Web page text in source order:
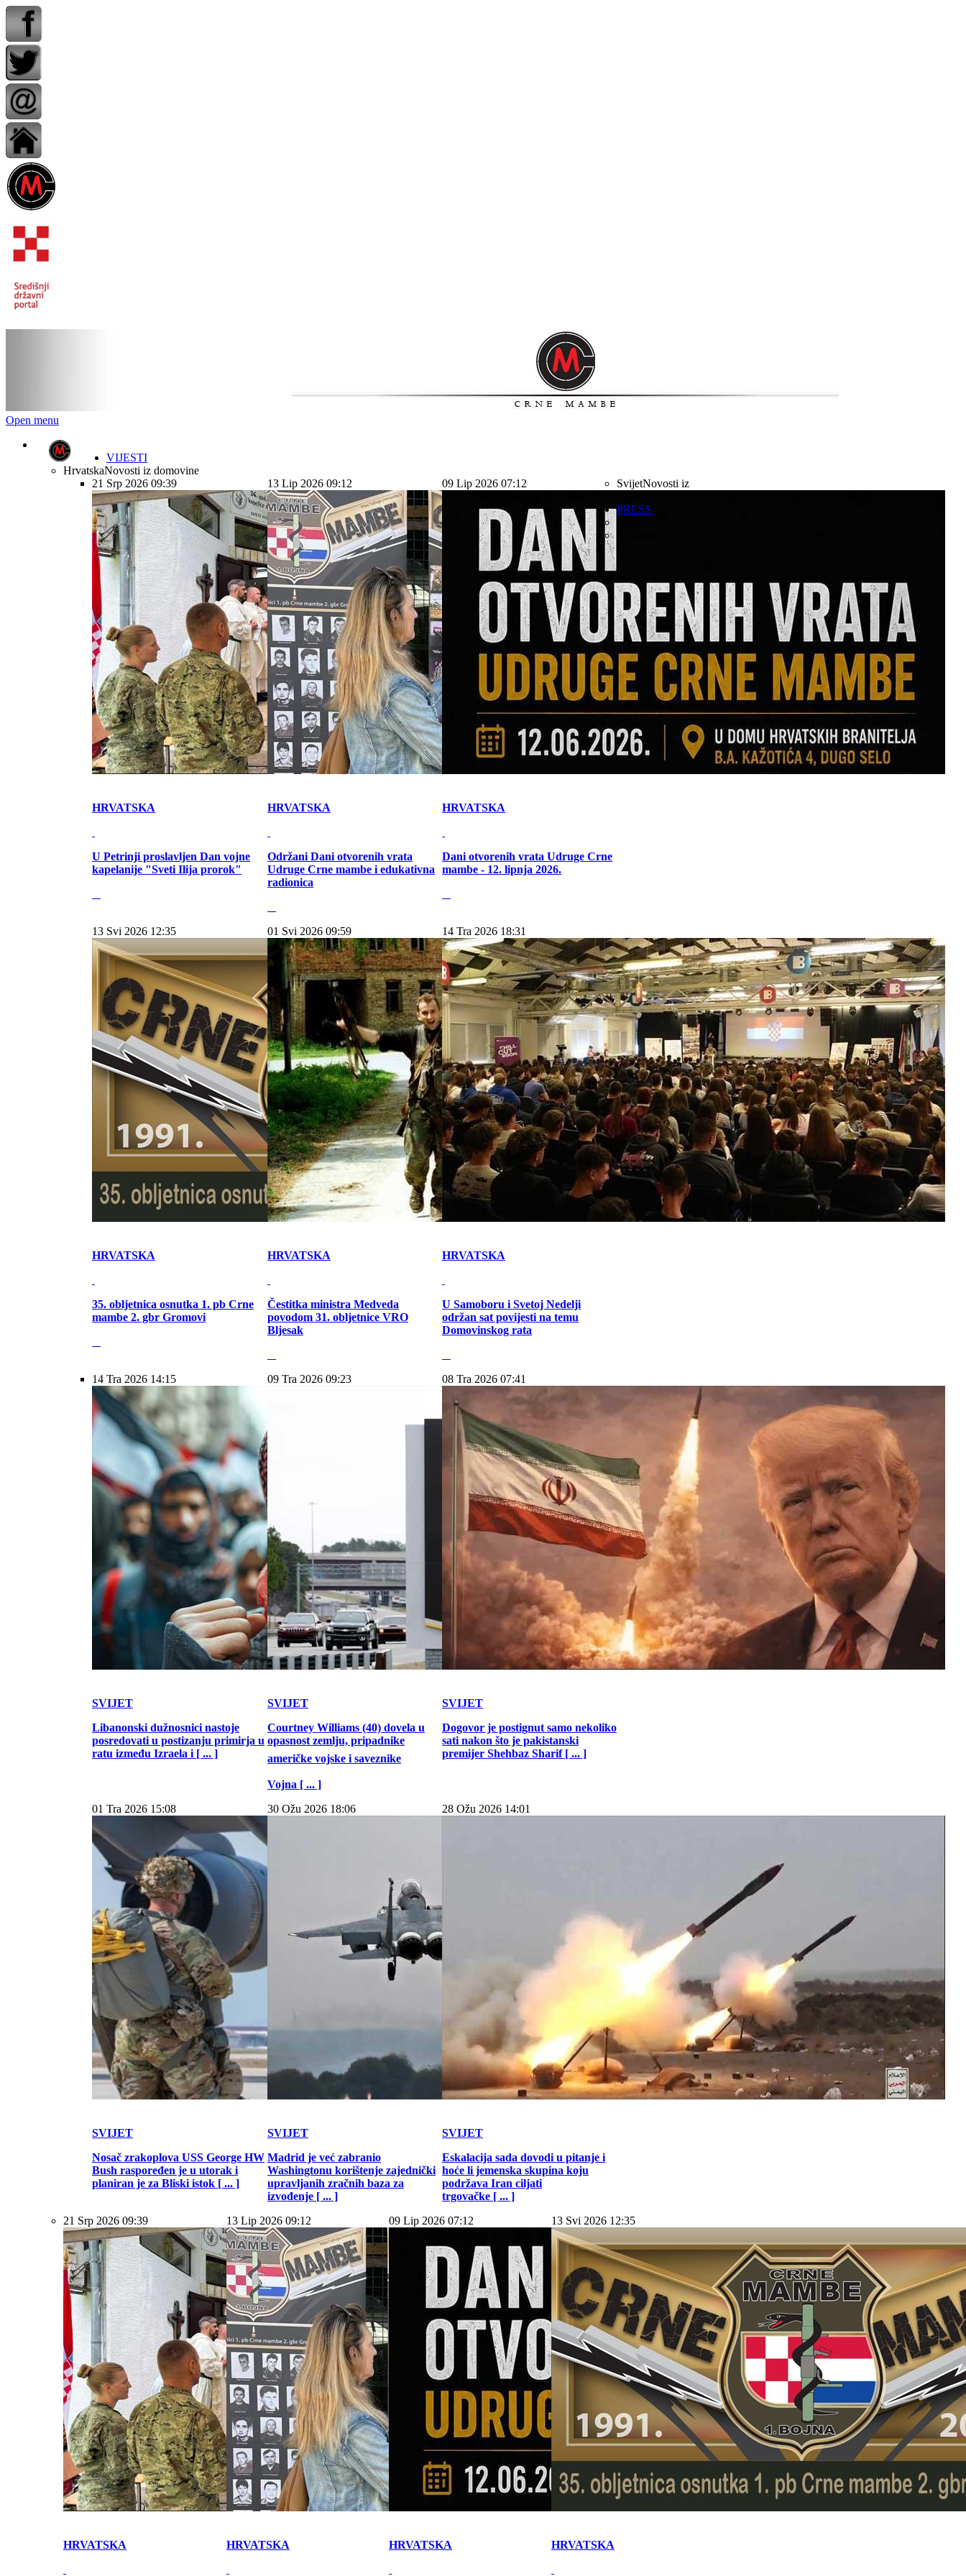
Open menu
VIJESTI
HrvatskaNovosti iz domovine
21 Srp 2026 09:39
HRVATSKA
U Petrinji proslavljen Dan vojne
kapelanije "Sveti Ilija prorok"
13 Lip 2026 09:12
HRVATSKA
Održani Dani otvorenih vrata
Udruge Crne mambe i edukativna
radionica
09 Lip 2026 07:12
HRVATSKA
Dani otvorenih vrata Udruge Crne
mambe - 12. lipnja 2026.
13 Svi 2026 12:35
HRVATSKA
35. obljetnica osnutka 1. pb Crne
mambe 2. gbr Gromovi
01 Svi 2026 09:59
HRVATSKA
Čestitka ministra Medveda
povodom 31. obljetnice VRO
Bljesak
14 Tra 2026 18:31
HRVATSKA
U Samoboru i Svetoj Nedelji
održan sat povijesti na temu
Domovinskog rata
SvijetNovosti iz
14 Tra 2026 14:15
SVIJET
Libanonski dužnosnici nastoje
posredovati u postizanju primirja u
ratu između Izraela i [ ... ]
09 Tra 2026 09:23
SVIJET
Courtney Williams (40) dovela u
opasnost zemlju, pripadnike
američke vojske i saveznike
Vojna [ ... ]
08 Tra 2026 07:41
SVIJET
Dogovor je postignut samo nekoliko
sati nakon što je pakistanski
premijer Shehbaz Sharif [ ... ]
01 Tra 2026 15:08
SVIJET
Nosač zrakoplova USS George HW
Bush raspoređen je u utorak i
planiran je za Bliski istok [ ... ]
30 Ožu 2026 18:06
SVIJET
Madrid je već zabranio
Washingtonu korištenje zajednički
upravljanih zračnih baza za
izvođenje [ ... ]
28 Ožu 2026 14:01
SVIJET
Eskalacija sada dovodi u pitanje i
hoće li jemenska skupina koju
podržava Iran ciljati
trgovačke [ ... ]
21 Srp 2026 09:39
HRVATSKA
13 Lip 2026 09:12
HRVATSKA
09 Lip 2026 07:12
HRVATSKA
13 Svi 2026 12:35
HRVATSKA
PRESS